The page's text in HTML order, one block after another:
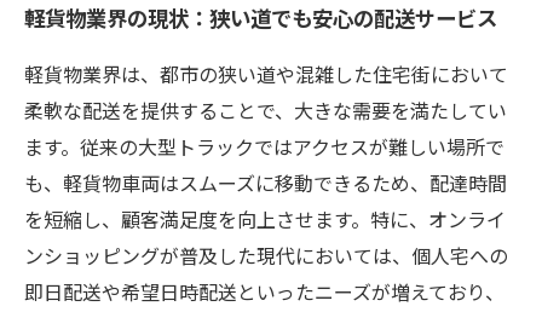
軽貨物業界の現状：狭い道でも安心の配送サービス
軽貨物業界は、都市の狭い道や混雑した住宅街において
柔軟な配送を提供することで、大きな需要を満たしてい
ます。従来の大型トラックではアクセスが難しい場所で
も、軽貨物車両はスムーズに移動できるため、配達時間
を短縮し、顧客満足度を向上させます。特に、オンライ
ンショッピングが普及した現代においては、個人宅への
即日配送や希望日時配送といったニーズが増えており、